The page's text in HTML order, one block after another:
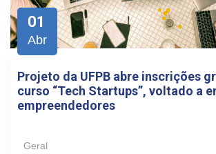
01
Abr
Projeto da UFPB abre inscrições
curso “Tech Startups”, voltado a
empreendedores
Geral